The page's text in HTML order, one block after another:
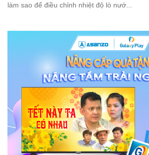
làm sao để điều chỉnh nhiệt độ lò nướ...